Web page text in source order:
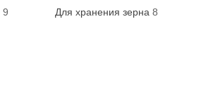
9 Для хранения зерна 8